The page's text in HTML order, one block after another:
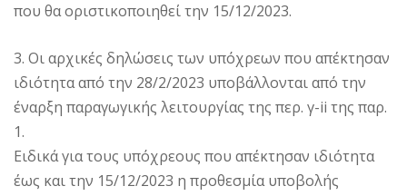
που θα οριστικοποιηθεί την 15/12/2023.
3. Οι αρχικές δηλώσεις των υπόχρεων που απέκτησαν
ιδιότητα από την 28/2/2023 υποβάλλονται από την
έναρξη παραγωγικής λειτουργίας της περ. γ-ii της παρ.
1.
Ειδικά για τους υπόχρεους που απέκτησαν ιδιότητα
έως και την 15/12/2023 η προθεσμία υποβολής